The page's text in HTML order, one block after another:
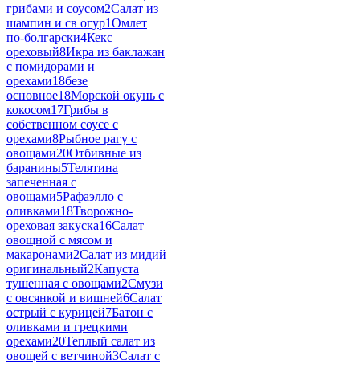
грибами и соусом2Салат из
шампин и св огур1Омлет
по-болгарски4Кекс
ореховый8Икра из баклажан
с помидорами и
орехами18безе
основное18Морской окунь с
кокосом17Грибы в
собственном соусе с
орехами8Рыбное рагу с
овощами20Отбивные из
баранины5Телятина
запеченная с
овощами5Рафаэлло с
оливками18Творожно-
ореховая закуска16Салат
овощной с мясом и
макаронами2Салат из мидий
оригинальный2Капуста
тушенная с овощами2Смузи
с овсянкой и вишней6Салат
острый с курицей7Батон с
оливками и грецкими
орехами20Теплый салат из
овощей с ветчиной3Салат с